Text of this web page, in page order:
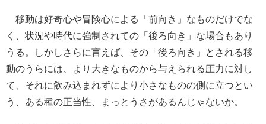
移動は好奇心や冒険心による「前向き」なものだけでな
く、状況や時代に強制されての「後ろ向き」な場合もあり
うる。しかしさらに言えば、その「後ろ向き」とされる移
動のうらには、より大きなものから与えられる圧力に対し
て、それに飲み込まれずにより小さなものの側に立つとい
う、ある種の正当性、まっとうさがあるんじゃないか。